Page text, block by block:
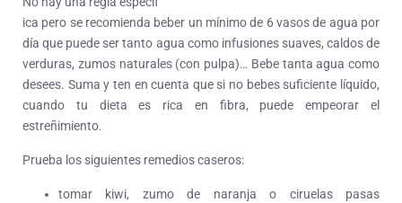
ica pero se recomienda beber un mínimo de 6 vasos de agua por
día que puede ser tanto agua como infusiones suaves, caldos de
verduras, zumos naturales (con pulpa)… Bebe tanta agua como
desees. Suma y ten en cuenta que si no bebes suficiente líquido,
cuando tu dieta es rica en fibra, puede empeorar el
estreñimiento.
Prueba los siguientes remedios caseros:
tomar kiwi, zumo de naranja o ciruelas pasas